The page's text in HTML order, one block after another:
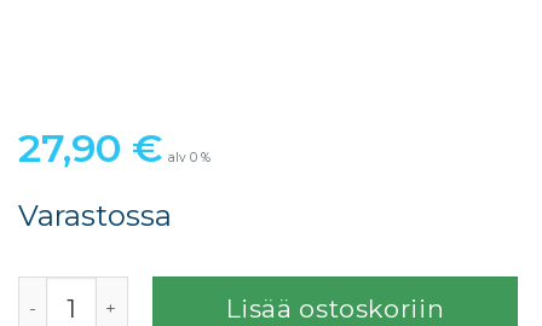
27,90 € alv 0 %
Varastossa
Lisää ostoskoriin